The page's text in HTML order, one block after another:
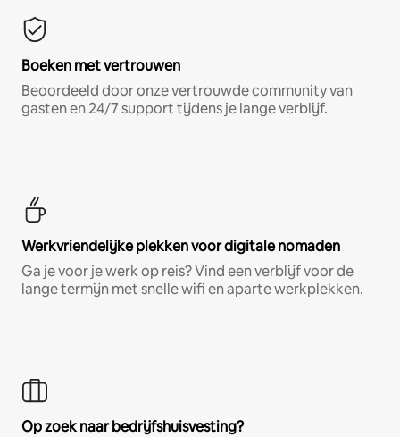
Boeken met vertrouwen
Beoordeeld door onze vertrouwde community van
gasten en 24/7 support tijdens je lange verblijf.
Werkvriendelijke plekken voor digitale nomaden
Ga je voor je werk op reis? Vind een verblijf voor de
lange termijn met snelle wifi en aparte werkplekken.
Op zoek naar bedrijfshuisvesting?